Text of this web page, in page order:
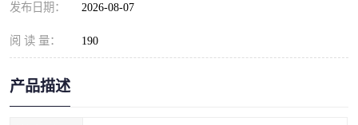
发布日期： 2026-08-07
阅 读 量： 190
产品描述